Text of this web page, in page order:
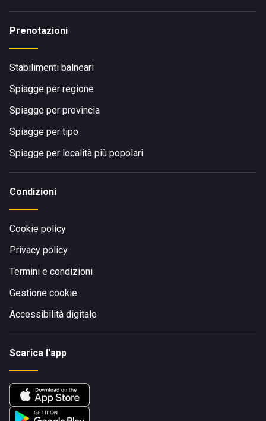
Prenotazioni
Stabilimenti balneari
Spiagge per regione
Spiagge per provincia
Spiagge per tipo
Spiagge per località più popolari
Condizioni
Cookie policy
Privacy policy
Termini e condizioni
Gestione cookie
Accessibilità digitale
Scarica l'app